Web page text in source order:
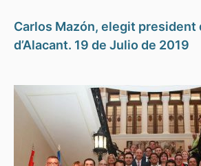
Carlos Mazón, elegit president
d’Alacant. 19 de Julio de 2019